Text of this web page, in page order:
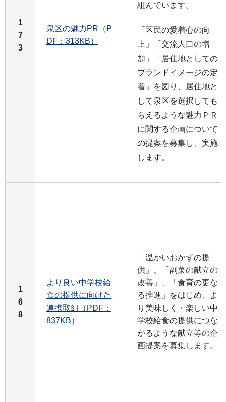
1
7
3
泉区の魅力PR（P
DF：313KB）
組んでいます。
「区民の愛着心の向
上」「交流人口の増
加」「居住地としての
ブランドイメージの定
着」を図り、居住地と
して泉区を選択しても
らえるような魅力ＰＲ
に関する企画について
の提案を募集し、実施
します。
1
6
8
より良い中学校給
食の提供に向けた
連携取組（PDF：
837KB）
「温かいおかずの提
供」、「副菜の献立の
改善」、「食育の更な
る推進」をはじめ、よ
り美味しく・楽しい中
学校給食の提供につな
がるような献立等の企
画提案を募集します。